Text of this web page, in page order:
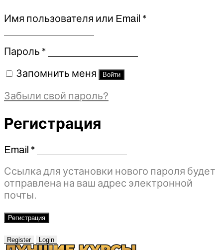
Имя пользователя или Email *Обязательно
Пароль *Обязательно
Запомнить меня Войти
Забыли свой пароль?
Регистрация
Email *Обязательно
Ссылка для установки нового пароля будет
отправлена ​​на ваш адрес электронной
почты.
Регистрация
Register Login